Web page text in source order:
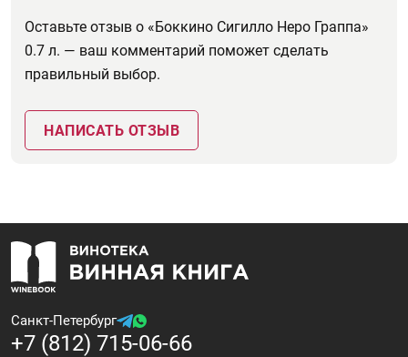
Оставьте отзыв о «Боккино Сигилло Неро Граппа»
0.7 л. — ваш комментарий поможет сделать
правильный выбор.
НАПИСАТЬ ОТЗЫВ
Санкт-Петербург
+7 (812) 715-06-66